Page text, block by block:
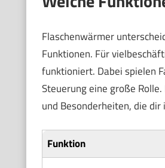
Flaschenwärmer
Funktionen. Für
funktioniert. Dabei spielen
Steuerung eine große
und Besonderheiten, die
Funktion